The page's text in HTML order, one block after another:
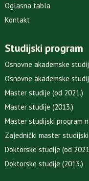
Oglasna tabla
Kontakt
Studijski program
Osnovne akademske
Osnovne akademske
Master studije (od 2021.)
Master studije (2013.)
Master studijski program
Zajednički master
Doktorske studije (od
Doktorske studije (2013.)